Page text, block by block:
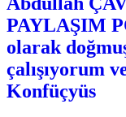
PAYLAŞIM
olarak
çalışıyorum
Konfüçyüs